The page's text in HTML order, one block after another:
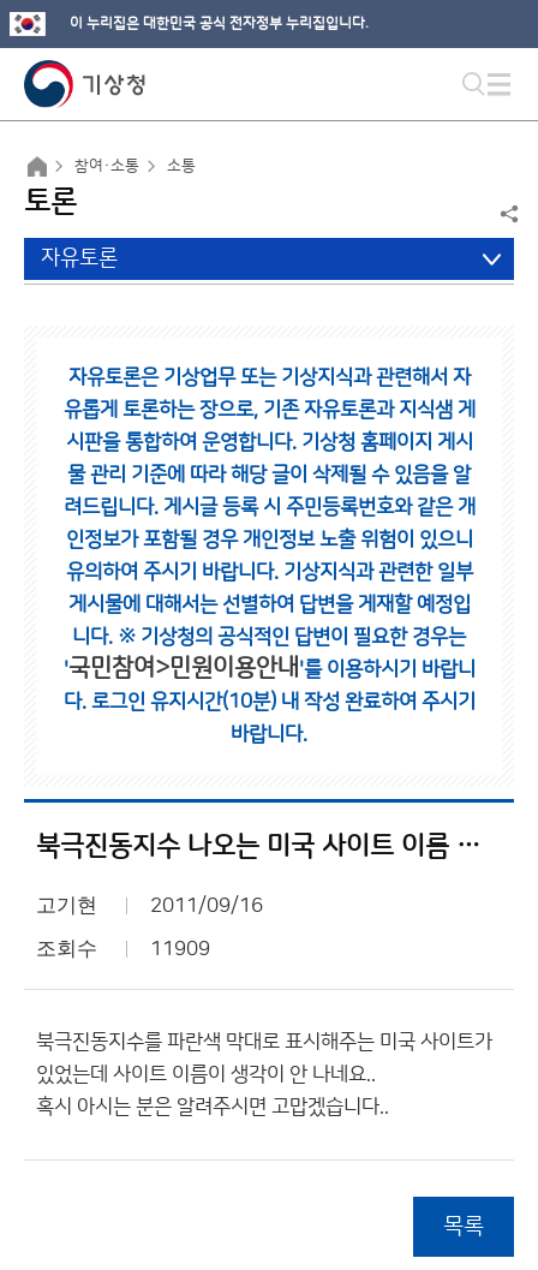
이 누리집은 대한민국 공식 전자정부 누리집입니다.
참여·소통 소통
토론
자유토론
자유토론은 기상업무 또는 기상지식과 관련해서 자
유롭게 토론하는 장으로, 기존 자유토론과 지식샘 게
시판을 통합하여 운영합니다. 기상청 홈페이지 게시
물 관리 기준에 따라 해당 글이 삭제될 수 있음을 알
려드립니다. 게시글 등록 시 주민등록번호와 같은 개
인정보가 포함될 경우 개인정보 노출 위험이 있으니
유의하여 주시기 바랍니다. 기상지식과 관련한 일부
게시물에 대해서는 선별하여 답변을 게재할 예정입
니다. ※ 기상청의 공식적인 답변이 필요한 경우는
'국민참여>민원이용안내 '를 이용하시기 바랍니
다. 로그인 유지시간(10분) 내 작성 완료하여 주시기
바랍니다.
북극진동지수 나오는 미국 사이트 이름 아시는분..
고기현 2011/09/16
조회수 11909
북극진동지수를 파란색 막대로 표시해주는 미국 사이트가
있었는데 사이트 이름이 생각이 안 나네요..
혹시 아시는 분은 알려주시면 고맙겠습니다..
목록